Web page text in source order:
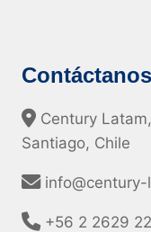
Contáctanos
Century
Santiago, Chile
info@century-
+56 2 2629